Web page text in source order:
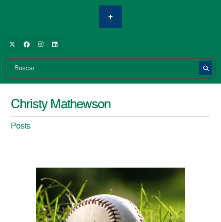
Christy Mathewson
Posts